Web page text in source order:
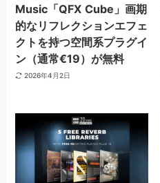
Music「QFX Cube」画期
的なリフレクションエフェ
クトを持つ空間系プラグイ
ン（通常€19）が無料
2026年4月2日